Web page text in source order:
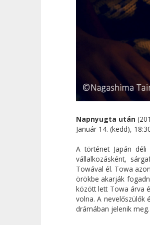
Napnyugta után
Január 14. (kedd),
A történet Japán déli
vállalkozásként,
Towával él. Towa
örökbe akarják
között lett Towa árva
volna. A nevelőszülők
drámában jelenik meg.